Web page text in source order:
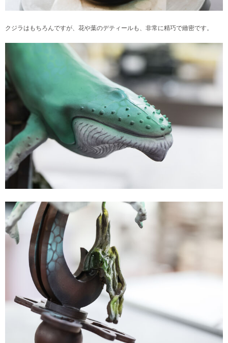
クジラはもちろんですが、花や葉のデティールも、非常に精巧で緻密です。